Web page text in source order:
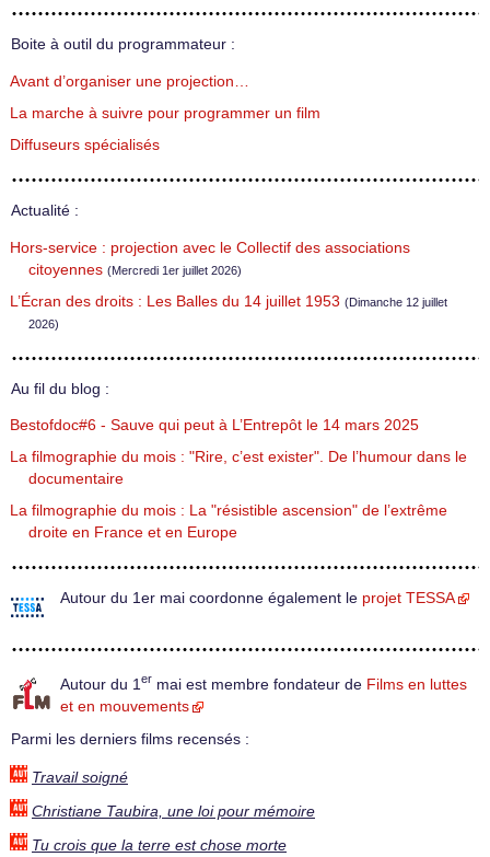
Boite à outil du programmateur :
Avant d’organiser une projection…
La marche à suivre pour programmer un film
Diffuseurs spécialisés
Actualité :
Hors-service : projection avec le Collectif des associations
citoyennes (Mercredi 1er juillet 2026)
L’Écran des droits : Les Balles du 14 juillet 1953 (Dimanche 12 juillet
2026)
Au fil du blog :
Bestofdoc#6 - Sauve qui peut à L’Entrepôt le 14 mars 2025
La filmographie du mois : "Rire, c’est exister". De l’humour dans le
documentaire
La filmographie du mois : La "résistible ascension" de l’extrême
droite en France et en Europe
Autour du 1er mai coordonne également le projet TESSA
Autour du 1 er mai est membre fondateur de Films en luttes
et en mouvements
Parmi les derniers films recensés :
Travail soigné
Christiane Taubira, une loi pour mémoire
Tu crois que la terre est chose morte